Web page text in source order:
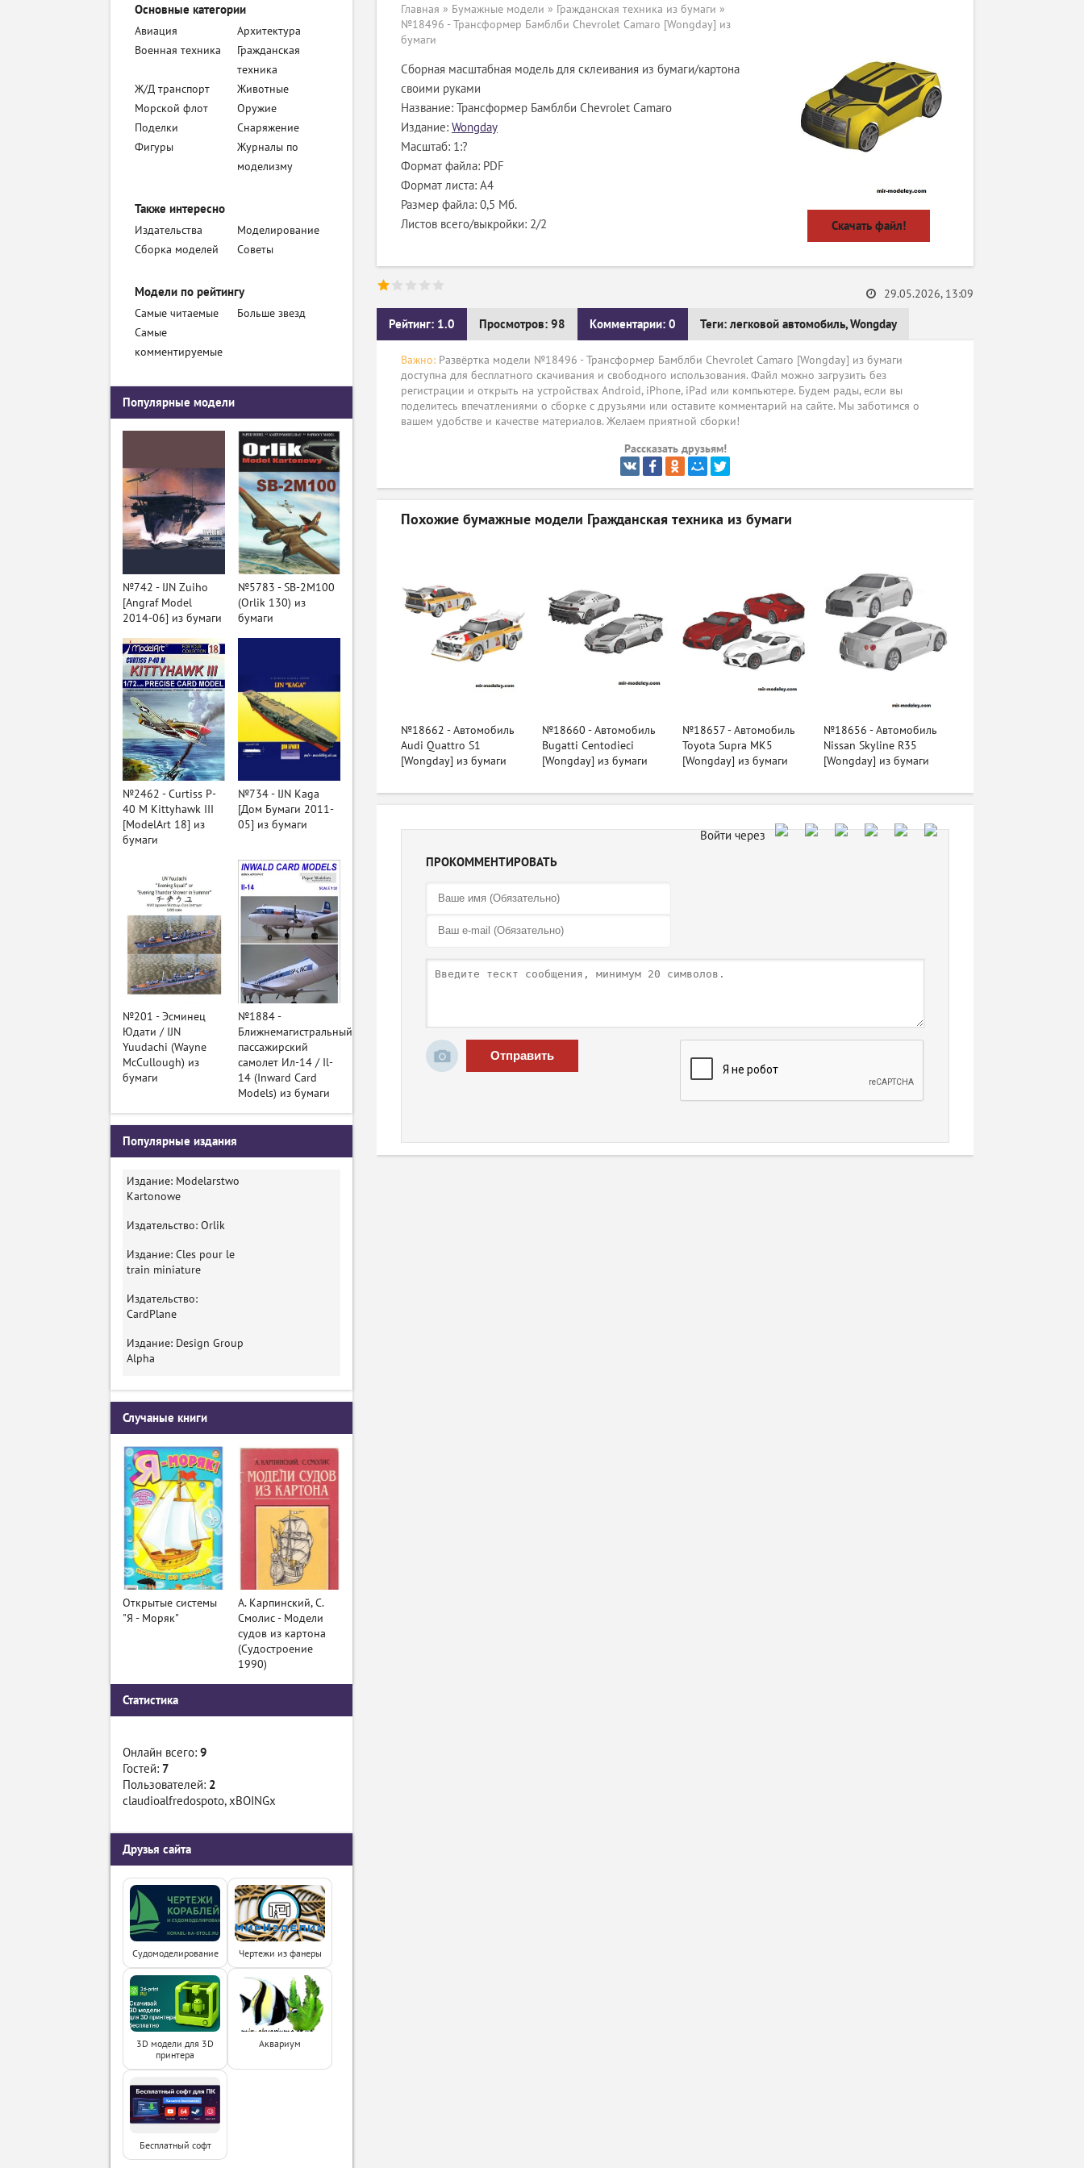
Главная » Бумажные модели » Гражданская техника из бумаги »
№18496 - Трансформер Бамблби Chevrolet Camaro [Wongday] из
бумаги
Сборная масштабная модель для склеивания из бумаги/картона
своими руками
Название: Трансформер Бамблби Chevrolet Camaro
Издание: Wongday
Масштаб: 1:?
Формат файла: PDF
Формат листа: А4
Размер файла: 0,5 Мб.
Листов всего/выкройки: 2/2
Скачать файл!
Рейтинг: 1.0 Просмотров: 98 Комментарии: 0 Теги:легковой автомобиль,Wongday
29.05.2026, 13:09
Важно: Развёртка модели №18496 - Трансформер Бамблби Chevrolet Camaro [Wongday] из бумаги
доступна для бесплатного скачивания и свободного использования. Файл можно загрузить без
регистрации и открыть на устройствах Android, iPhone, iPad или компьютере. Будем рады, если вы
поделитесь впечатлениями о сборке с друзьями или оставите комментарий на сайте. Мы заботимся о
вашем удобстве и качестве материалов. Желаем приятной сборки!
Рассказать друзьям!
Похожие бумажные модели Гражданская техника из бумаги
№18662 - Автомобиль
Audi Quattro S1
[Wongday] из бумаги
№18660 - Автомобиль
Bugatti Centodieci
[Wongday] из бумаги
№18657 - Автомобиль
Toyota Supra MK5
[Wongday] из бумаги
№18656 - Автомобиль
Nissan Skyline R35
[Wongday] из бумаги
ПРОКОММЕНТИРОВАТЬ
Отправить
Основные категории
Авиация
Архитектура
Военная техника
Гражданская
техника
Ж/Д транспорт
Животные
Морской флот
Оружие
Поделки
Снаряжение
Фигуры
Журналы по
моделизму
Также интересно
Издательства
Моделирование
Сборка моделей
Советы
Модели по рейтингу
Самые читаемые
Больше звезд
Самые
комментируемые
Популярные модели
№742 - IJN Zuiho
[Angraf Model
2014-06] из бумаги
№5783 - SB-2M100
(Orlik 130) из
бумаги
№2462 - Curtiss P-
40 M Kittyhawk III
[ModelArt 18] из
бумаги
№734 - IJN Kaga
[Дом Бумаги 2011-
05] из бумаги
№201 - Эсминец
Юдати / IJN
Yuudachi (Wayne
McCullough) из
бумаги
№1884 -
Ближнемагистральный
пассажирский
самолет Ил-14 / Il-
14 (Inward Card
Models) из бумаги
Популярные издания
Издание: Modelarstwo
Kartonowe
Издательство: Orlik
Издание: Cles pour le
train miniature
Издательство:
CardPlane
Издание: Design Group
Alpha
Случаные книги
Открытые системы
"Я - Моряк"
А. Карпинский, С.
Смолис - Модели
судов из картона
(Судостроение
1990)
Статистика
Онлайн всего: 9
Гостей: 7
Пользователей: 2
claudioalfredospoto,xBOINGx
Друзья сайта
Судомоделирование Чертежи из фанеры
3D модели для 3D
принтера
Аквариум
Бесплатный софт